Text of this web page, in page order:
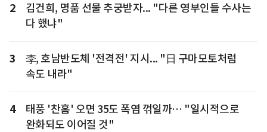
2
김건희, 명품 선물 추궁받자... "다른 영부인들 수사는
다 했냐"
3
李, 호남반도체 '전격전' 지시... "日 구마모토처럼
속도 내라"
4
태풍 '찬홈' 오면 35도 폭염 꺾일까… "일시적으로
완화되도 이어질 것"